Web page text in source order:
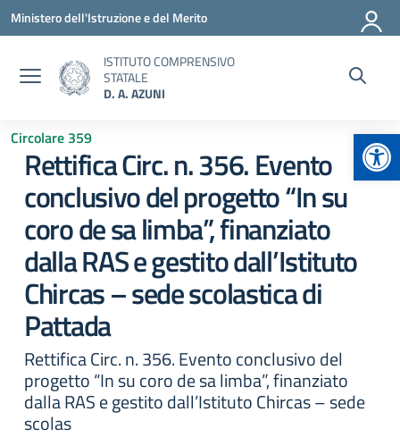
Vai ai contenuti
Vai al menu di navigazione
Vai al footer
Ministero dell'Istruzione e del Merito
ISTITUTO COMPRENSIVO
STATALE
D. A. AZUNI
Circolare 359
Rettifica Circ. n. 356. Evento
conclusivo del progetto “In su
coro de sa limba”, finanziato
dalla RAS e gestito dall’Istituto
Chircas – sede scolastica di
Pattada
Rettifica Circ. n. 356. Evento conclusivo del
progetto “In su coro de sa limba”, finanziato
dalla RAS e gestito dall’Istituto Chircas – sede
scolas